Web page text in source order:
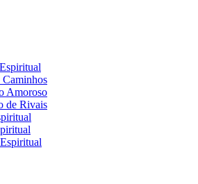
Caminhos
Amoroso
de Rivais